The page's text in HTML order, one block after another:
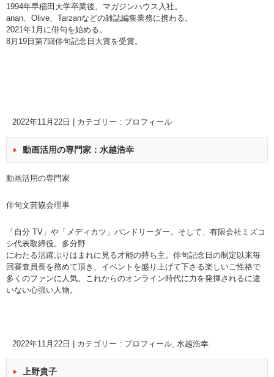
1994年早稲田大学卒業後、マガジンハウス入社。
anan、Olive、Tarzanなどの雑誌編集業務に携わる。
2021年1月に俳句を始める。
8月19日第7回俳句記念日大賞を受賞。
2022年11月22日 カテゴリー : プロフィール
動画活用の専門家：水越浩幸
動画活用の専門家
俳句文芸協会理事
「自分 TV」や「メディカツ」バンドリーダー。そして、有限会社ミズコ
シ代表取締役。多分野
にわたる活躍ぶりはまれに見る才能の持ち主。俳句記念日の制定以来毎
回審査員長を務めて頂き、イベントを盛り上げて下さる楽しいご性格で
多くのファンに人気。これからのオンライン時代に力を発揮されるに違
いない心強い人物。
2022年11月22日 カテゴリー : プロフィール, 水越浩幸
上野貴子